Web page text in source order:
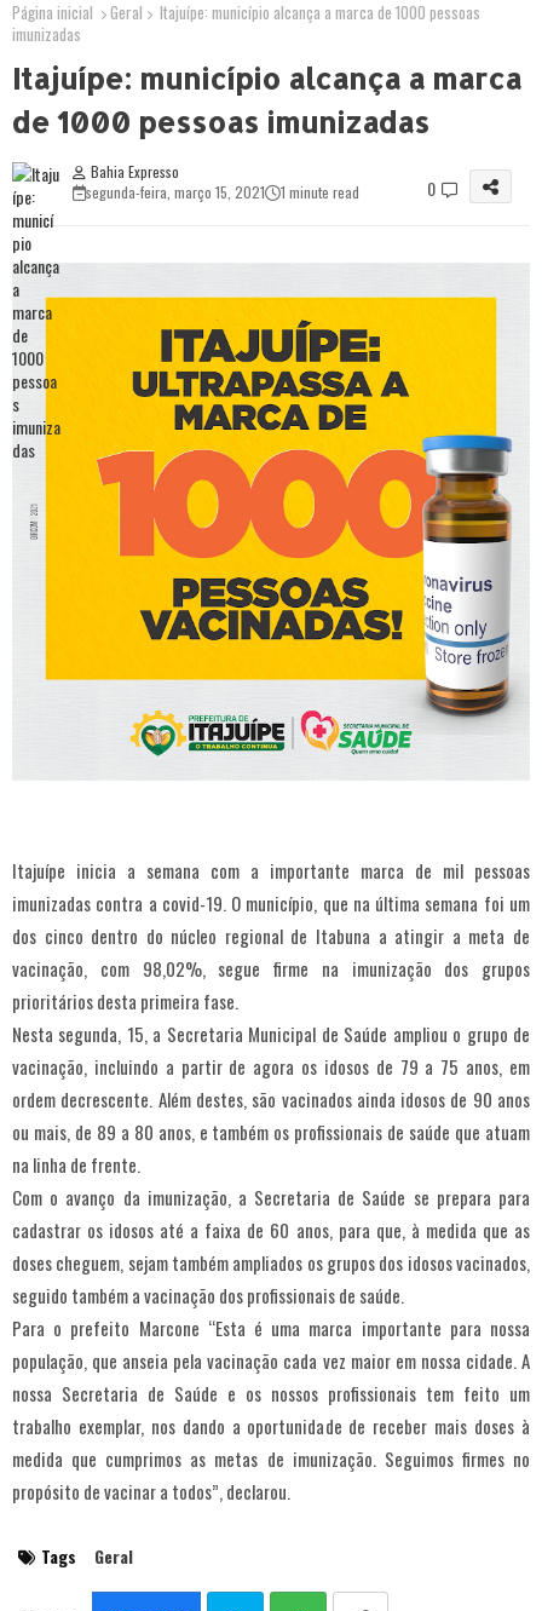
Página inicial Geral
Itajuípe: município alcança a marca de 1000 pessoas
imunizadas
Itajuípe: município alcança a marca
de 1000 pessoas imunizadas
Bahia Expresso
segunda-feira, março 15, 2021
1 minute read 0
Itajuípe inicia a semana com a importante marca de mil pessoas
imunizadas contra a covid-19. O município, que na última semana foi um
dos cinco dentro do núcleo regional de Itabuna a atingir a meta de
vacinação, com 98,02%, segue firme na imunização dos grupos
prioritários desta primeira fase.
Nesta segunda, 15, a Secretaria Municipal de Saúde ampliou o grupo de
vacinação, incluindo a partir de agora os idosos de 79 a 75 anos, em
ordem decrescente. Além destes, são vacinados ainda idosos de 90 anos
ou mais, de 89 a 80 anos, e também os profissionais de saúde que atuam
na linha de frente.
Com o avanço da imunização, a Secretaria de Saúde se prepara para
cadastrar os idosos até a faixa de 60 anos, para que, à medida que as
doses cheguem, sejam também ampliados os grupos dos idosos vacinados,
seguido também a vacinação dos profissionais de saúde.
Para o prefeito Marcone “Esta é uma marca importante para nossa
população, que anseia pela vacinação cada vez maior em nossa cidade. A
nossa Secretaria de Saúde e os nossos profissionais tem feito um
trabalho exemplar, nos dando a oportunidade de receber mais doses à
medida que cumprimos as metas de imunização. Seguimos firmes no
propósito de vacinar a todos”, declarou.
Tags Geral